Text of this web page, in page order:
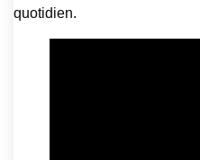
quotidien.